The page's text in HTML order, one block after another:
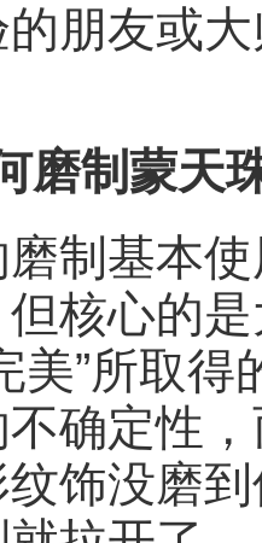
朋友或
磨制蒙天
制基本使
核心的
美”所取
确定性
饰没磨